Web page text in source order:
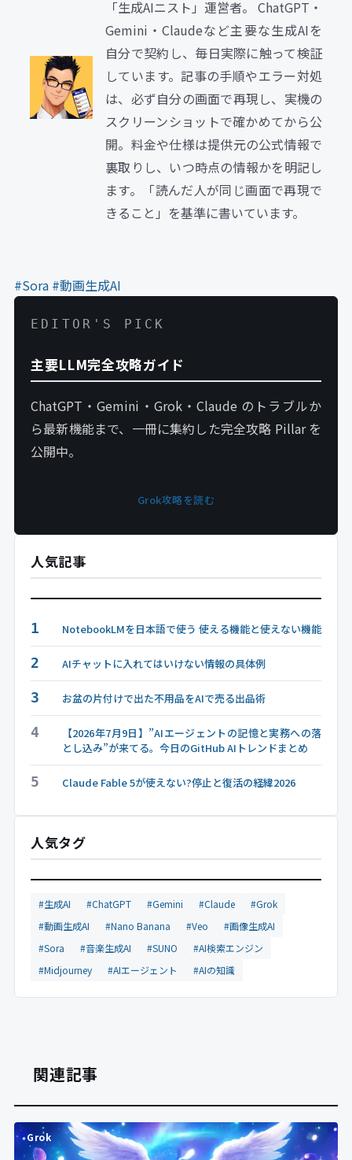
「生成AIニスト」運営者。 ChatGPT・
Gemini・Claudeなど主要な生成AIを
自分で契約し、毎日実際に触って検証
しています。記事の手順やエラー対処
は、必ず自分の画面で再現し、実機の
スクリーンショットで確かめてから公
開。料金や仕様は提供元の公式情報で
裏取りし、いつ時点の情報かを明記し
ます。「読んだ人が同じ画面で再現で
きること」を基準に書いています。
#Sora #動画生成AI
EDITOR'S PICK
主要LLM完全攻略ガイド
ChatGPT・Gemini・Grok・Claude のトラブルか
ら最新機能まで、一冊に集約した完全攻略 Pillar を
公開中。
Grok攻略を読む
人気記事
1 NotebookLMを日本語で使う 使える機能と使えない機能
2 AIチャットに入れてはいけない情報の具体例
3 お盆の片付けで出た不用品をAIで売る出品術
4
【2026年7月9日】”AIエージェントの記憶と実務への落
とし込み”が来てる。今日のGitHub AIトレンドまとめ
5 Claude Fable 5が使えない?停止と復活の経緯2026
人気タグ
#生成AI #ChatGPT #Gemini #Claude
#Grok
#動画生成AI
#Nano Banana #Veo
#画像生成AI
#Sora
#音楽生成AI #SUNO
#AI検索エンジン
#Midjourney
#AIエージェント #AIの知識
関連記事
Grok